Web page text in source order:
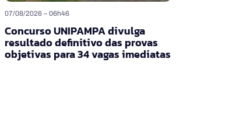
07/08/2026 – 06h46
Concurso UNIPAMPA divulga
resultado definitivo das provas
objetivas para 34 vagas imediatas